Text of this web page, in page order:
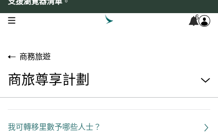
open navigation menu 6
商務旅遊
商旅尊享計劃
我可轉移里數予哪些人士？